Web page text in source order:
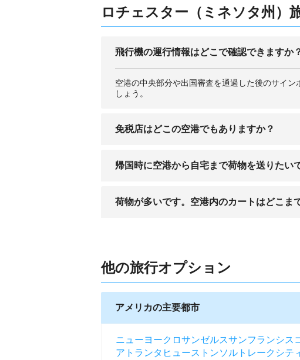
ロチェスター（ミネソタ州）
飛行機の運行情報はどこで確認できますか
空港の中央部分や出国審査を通過した後のサイ
しょう。
免税店はどこの空港でもありますか？
国際線の便があれば、たいていの空港に併設され
帰国時に空港から自宅まで荷物を送りたい
はい。いくつかの空港専属の運送会社が手配して
荷物が多いです。空港内のカートはどこま
他の旅行オプション
アメリカの主要都市
ニューヨーク ロサンゼルスサンフランシス
アトランタ ヒューストンソルトレークシテ